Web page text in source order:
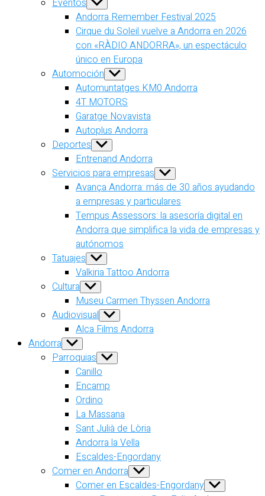
Eventos Show
sub
menu
Andorra Remember Festival 2025
Cirque du Soleil vuelve a Andorra en 2026
con «RÀDIO ANDORRA», un espectáculo
único en Europa
Automoción Show
sub
menu
Automuntatges KM0 Andorra
4T MOTORS
Garatge Novavista
Autoplus Andorra
Deportes Show
sub
menu
Entrenand Andorra
Servicios para empresas Show
sub
menu
Avança Andorra: más de 30 años ayudando
a empresas y particulares
Tempus Assessors: la asesoría digital en
Andorra que simplifica la vida de empresas y
autónomos
Tatuajes Show
sub
menu
Valkiria Tattoo Andorra
Cultura Show
sub
menu
Museu Carmen Thyssen Andorra
Audiovisual Show
sub
menu
Alca Films Andorra
Andorra Show
sub
menu
Parroquias Show
sub
menu
Canillo
Encamp
Ordino
La Massana
Sant Julià de Lòria
Andorra la Vella
Escaldes-Engordany
Comer en Andorra Show
sub
menu
Comer en Escaldes-Engordany Show
sub